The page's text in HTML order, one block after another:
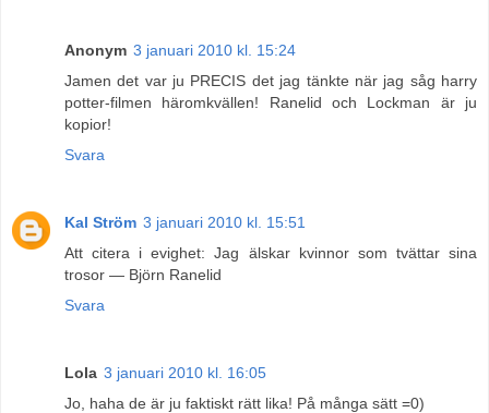
Anonym 3 januari 2010 kl. 15:24
Jamen det var ju PRECIS det jag tänkte när jag såg harry
potter-filmen häromkvällen! Ranelid och Lockman är ju
kopior!
Svara
Kal Ström 3 januari 2010 kl. 15:51
Att citera i evighet: Jag älskar kvinnor som tvättar sina
trosor — Björn Ranelid
Svara
Lola 3 januari 2010 kl. 16:05
Jo, haha de är ju faktiskt rätt lika! På många sätt =0)